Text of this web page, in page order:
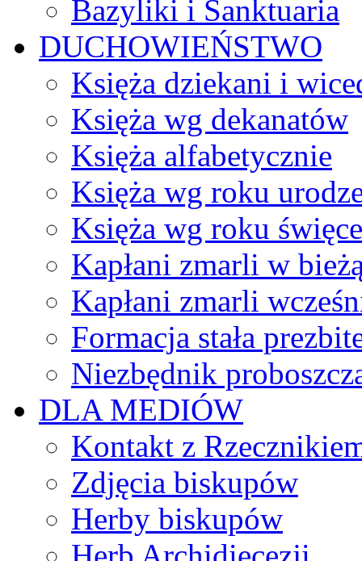
Bazyliki i Sanktuaria
DUCHOWIEŃSTWO
Księża dziekani i
Księża wg dekanatów
Księża alfabetycznie
Księża wg roku
Księża wg roku
Kapłani zmarli w
Kapłani zmarli
Formacja stała
Niezbędnik
DLA MEDIÓW
Kontakt z
Zdjęcia biskupów
Herby biskupów